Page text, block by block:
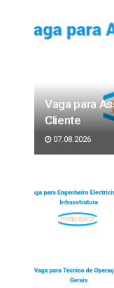
Vaga para
Cliente
07.08.2026